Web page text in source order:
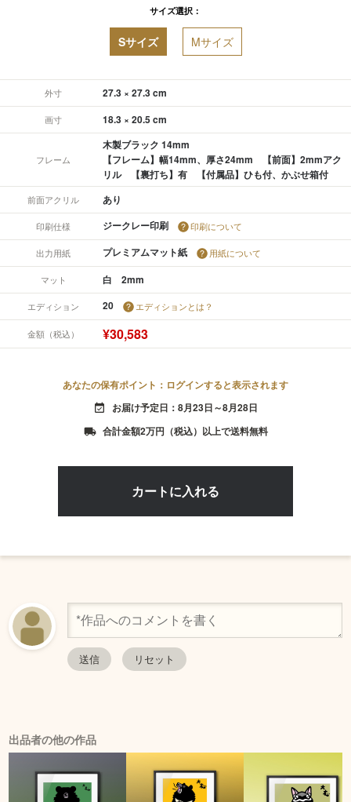
サイズ選択：
Sサイズ Mサイズ
外寸 27.3 × 27.3 cm
画寸 18.3 × 20.5 cm
フレーム
木製ブラック 14mm
【フレーム】幅14mm、厚さ24mm 【前面】2mmアク
リル 【裏打ち】有 【付属品】ひも付、かぶせ箱付
前面アクリル あり
印刷仕様 ジークレー印刷 印刷について
出力用紙 プレミアムマット紙 用紙について
マット 白 2mm
エディション 20 エディションとは？
金額（税込） ¥30,583
あなたの保有ポイント：ログインすると表示されます
event_available お届け予定日：8月23日～8月28日
local_shipping 合計金額2万円（税込）以上で送料無料
出品者の他の作品